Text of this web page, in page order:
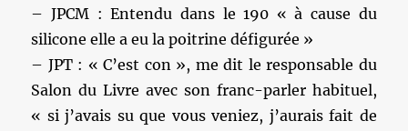
– JPCM : Entendu dans le 190 « à cause du
silicone elle a eu la poitrine défigurée »
– JPT : « C’est con », me dit le responsable du
Salon du Livre avec son franc-parler habituel,
« si j’avais su que vous veniez, j’aurais fait de